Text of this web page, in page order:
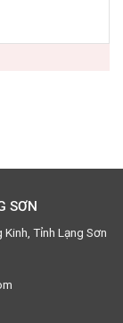
SƠN
Tỉnh Lạng Sơn